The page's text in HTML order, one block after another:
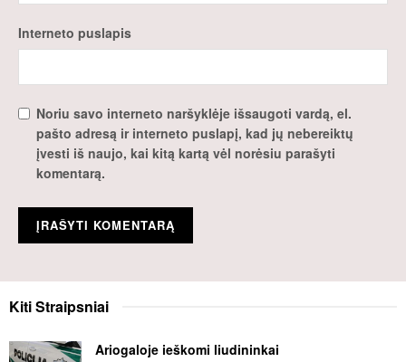
Interneto puslapis
Noriu savo interneto naršyklėje išsaugoti vardą, el.
pašto adresą ir interneto puslapį, kad jų nebereiktų
įvesti iš naujo, kai kitą kartą vėl norėsiu parašyti
komentarą.
KitiStraipsniai
Ariogaloje ieškomi liudininkai